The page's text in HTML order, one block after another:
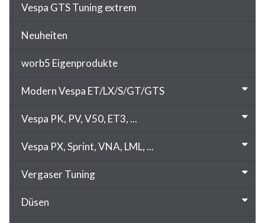
Vespa GTS Tuning extrem
Neuheiten
worb5 Eigenprodukte
Modern Vespa ET/LX/S/GT/GTS
Vespa PK, PV, V50, ET3, ...
Vespa PX, Sprint, VNA, LML, ...
Vergaser Tuning
Düsen